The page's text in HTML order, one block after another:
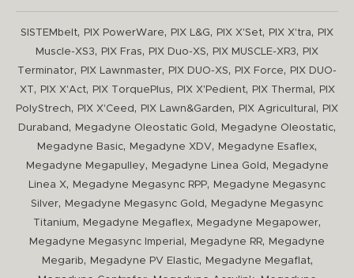
SISTEMbelt, PIX PowerWare, PIX L&G, PIX X'Set, PIX X'tra,
PIX
Muscle-XS3, PIX Fras, PIX Duo-XS, PIX MUSCLE-XR3,
PIX
Terminator, PIX Lawnmaster, PIX DUO-XS, PIX Force,
PIX DUO-
XT, PIX X'Act, PIX TorquePlus, PIX X'Pedient, PIX Thermal ,
PIX
PolyStrech, PIX X'Ceed , PIX Lawn&Garden, PIX Agricultural ,
PIX
Duraband , Megadyne Oleostatic Gold , Megadyne Oleostatic,
Megadyne Basic, Megadyne XDV, Megadyne Esaflex,
Megadyne Megapulley, Megadyne Linea Gold ,
Megadyne
Linea X, Megadyne Megasync RPP,
Megadyne Megasync
Silver, Megadyne Megasync Gold ,
Megadyne Megasync
Titanium, Megadyne Megaflex, Megadyne Megapower,
Megadyne Megasync Imperial , Megadyne RR,
Megadyne
Megarib, Megadyne PV Elastic, Megadyne Megaflat,